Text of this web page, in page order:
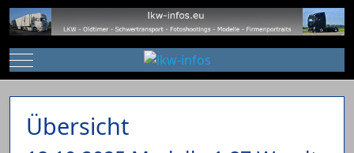
Mobile Menu Toggle
Übersicht